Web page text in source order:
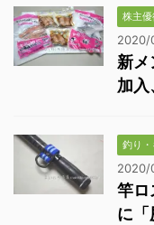
株主
2020/
新メ
加
釣り
2020/
竿ロ
に「